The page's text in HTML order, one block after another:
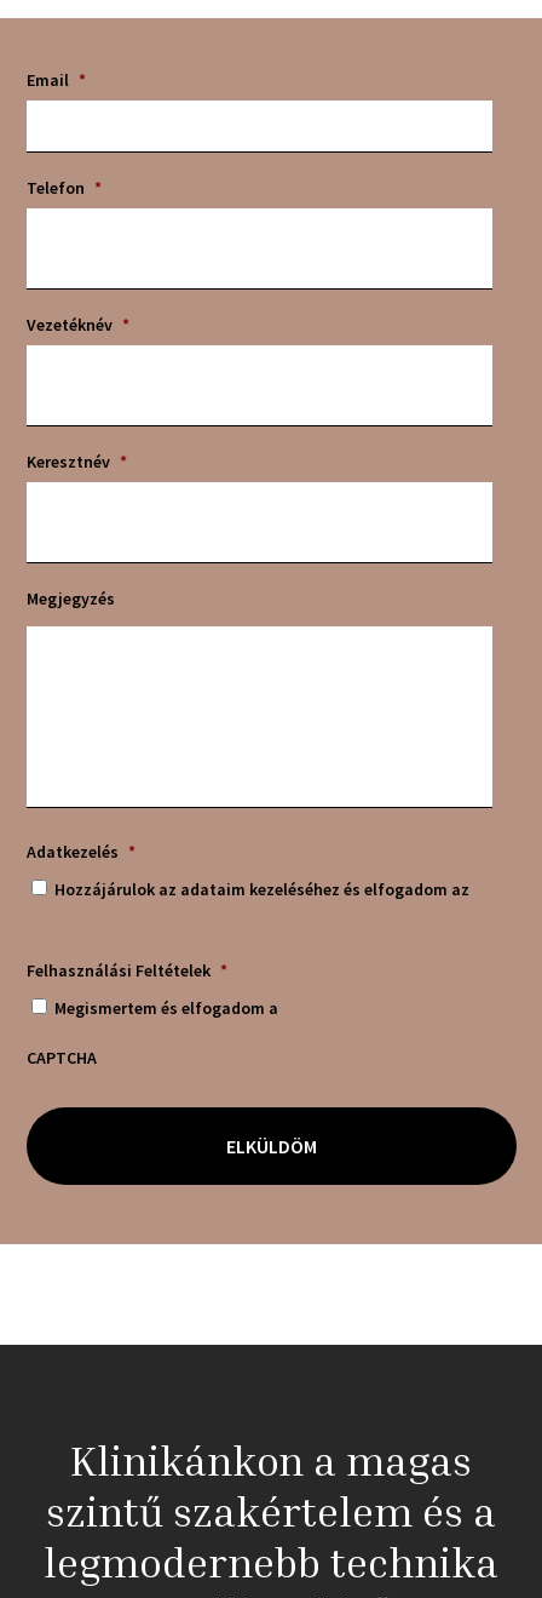
Email *
Telefon *
Vezetéknév *
Keresztnév *
Megjegyzés
Adatkezelés *
Hozzájárulok az adataim kezeléséhez és elfogadom az
Felhasználási Feltételek *
Megismertem és elfogadom a
CAPTCHA
Klinikánkon a magas
szintű szakértelem és a
legmodernebb technika